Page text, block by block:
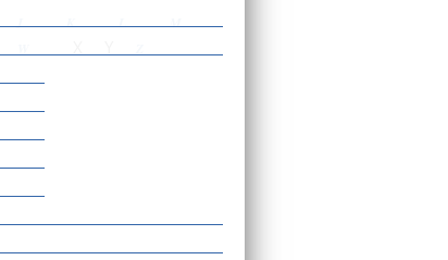
J K L
M